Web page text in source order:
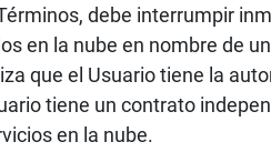
debe interrumpir
en la nube en nombre de
que el Usuario tiene la
tiene un contrato
en la nube.